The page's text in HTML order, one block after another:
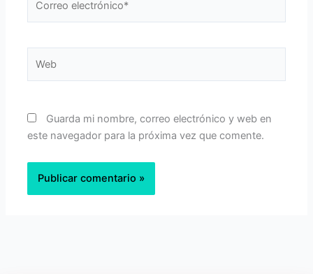
Guarda mi nombre, correo electrónico y web en
este navegador para la próxima vez que comente.